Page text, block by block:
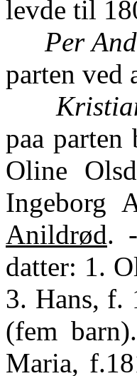
levde til
Per
parten ved
paa
Oline
Ingeborg
Anildrød.
datter: 1.
3. Hans, f.
(fem
Maria,